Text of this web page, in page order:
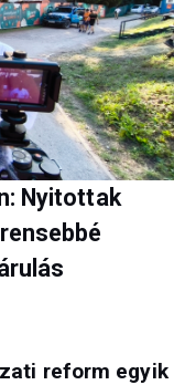
Nyitottak
reform egyik